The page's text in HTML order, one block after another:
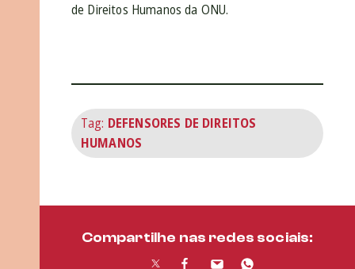
de Direitos Humanos da ONU.
Tag: DEFENSORES DE DIREITOS
HUMANOS
Compartilhe nas redes sociais: